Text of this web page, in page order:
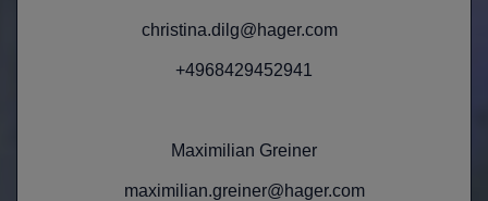
christina.dilg@hager.com
+4968429452941
Maximilian Greiner
maximilian.greiner@hager.com